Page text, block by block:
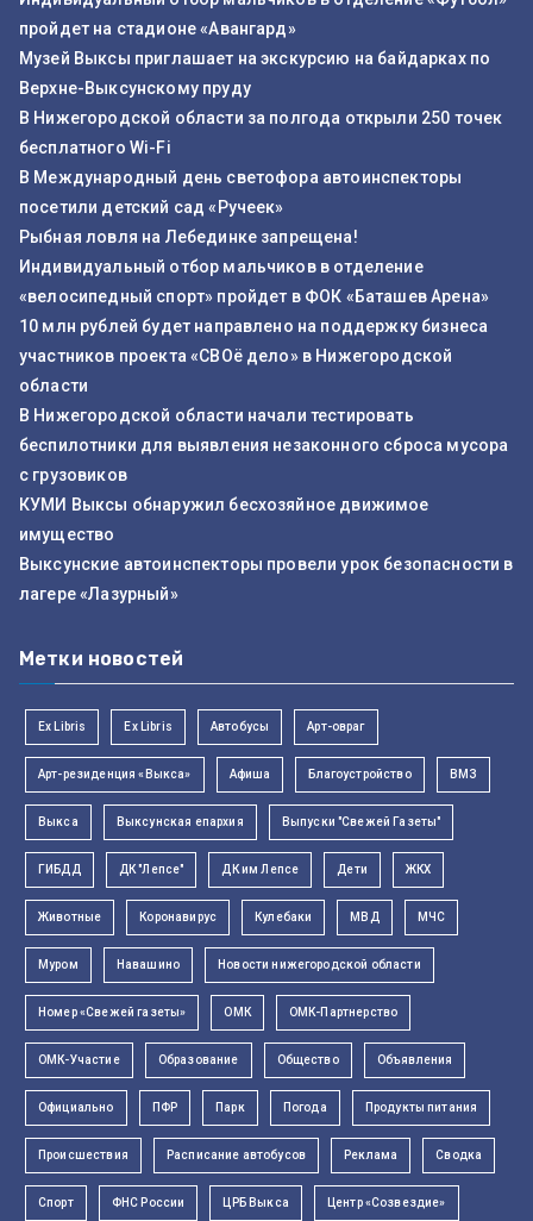
пройдет на стадионе «Авангард»
Музей Выксы приглашает на экскурсию на байдарках по
Верхне-Выксунскому пруду
В Нижегородской области за полгода открыли 250 точек
бесплатного Wi-Fi
В Международный день светофора автоинспекторы
посетили детский сад «Ручеек»
Рыбная ловля на Лебединке запрещена!
Индивидуальный отбор мальчиков в отделение
«велосипедный спорт» пройдет в ФОК «Баташев Арена»
10 млн рублей будет направлено на поддержку бизнеса
участников проекта «СВОё дело» в Нижегородской
области
В Нижегородской области начали тестировать
беспилотники для выявления незаконного сброса мусора
с грузовиков
КУМИ Выксы обнаружил бесхозяйное движимое
имущество
Выксунские автоинспекторы провели урок безопасности в
лагере «Лазурный»
Метки новостей
Ex Libris Ex Libris Автобусы Арт-овраг
Арт-резиденция «Выкса» Афиша Благоустройство ВМЗ
Выкса Выксунская епархия Выпуски "Свежей Газеты"
ГИБДД ДК "Лепсе" ДК им Лепсе Дети ЖКХ
Животные Коронавирус Кулебаки МВД МЧС
Муром Навашино Новости нижегородской области
Номер «Свежей газеты» ОМК ОМК-Партнерство
ОМК-Участие Образование Общество Объявления
Официально ПФР Парк Погода Продукты питания
Происшествия Расписание автобусов Реклама Сводка
Спорт ФНС России ЦРБ Выкса Центр «Созвездие»